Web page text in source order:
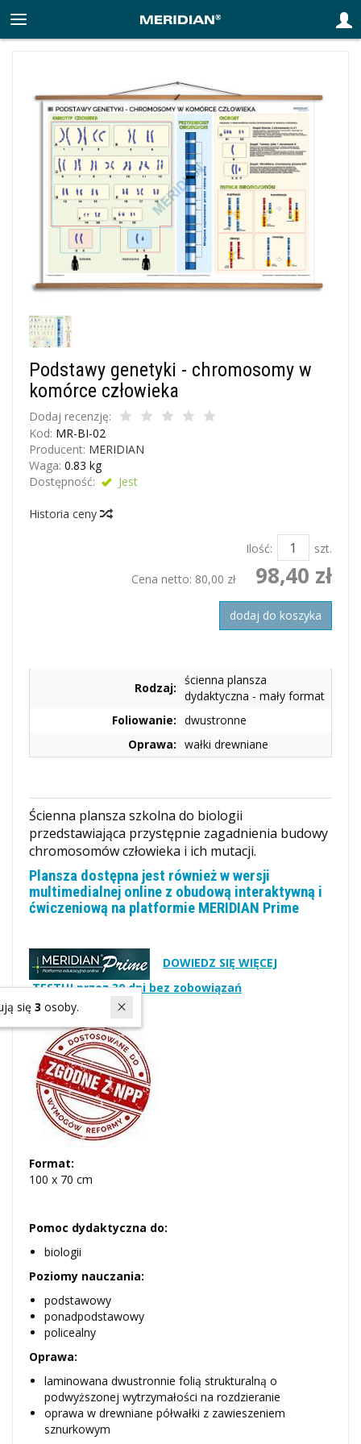
Podstawy genetyki - chromosomy w
komórce człowieka
Dodaj recenzję:
Kod: MR-BI-02
Producent: MERIDIAN
Waga: 0.83 kg
Dostępność:
Jest
Historia ceny
Ilość:
szt.
Cena netto: 80,00 zł 98,40 zł
dodaj do koszyka
Rodzaj:
ścienna plansza
dydaktyczna - mały format
Foliowanie: dwustronne
Oprawa: wałki drewniane
Ścienna plansza szkolna do biologii
przedstawiająca przystępnie zagadnienia budowy
chromosomów człowieka i ich mutacji.
Plansza dostępna jest również w wersji
multimedialnej online z obudową interaktywną i
ćwiczeniową na platformie MERIDIAN Prime
DOWIEDZ SIĘ WIĘCEJ
TESTUJ przez 30 dni bez zobowiązań
Format:
100 x 70 cm
Pomoc dydaktyczna do:
biologii
Poziomy nauczania:
podstawowy
ponadpodstawowy
policealny
Oprawa:
laminowana dwustronnie folią strukturalną o
podwyższonej wytrzymałości na rozdzieranie
oprawa w drewniane półwałki z zawieszeniem
sznurkowym
W ostatnich 7 dniach produktem interesują się